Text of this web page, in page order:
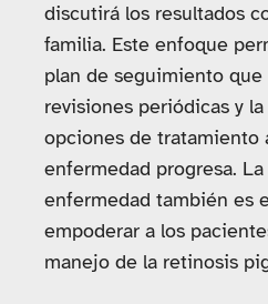
discutirá los resultados
familia. Este enfoque
plan de seguimiento
revisiones periódicas y
opciones de tratamiento
enfermedad progresa.
enfermedad también es
empoderar a los
manejo de la retinosis